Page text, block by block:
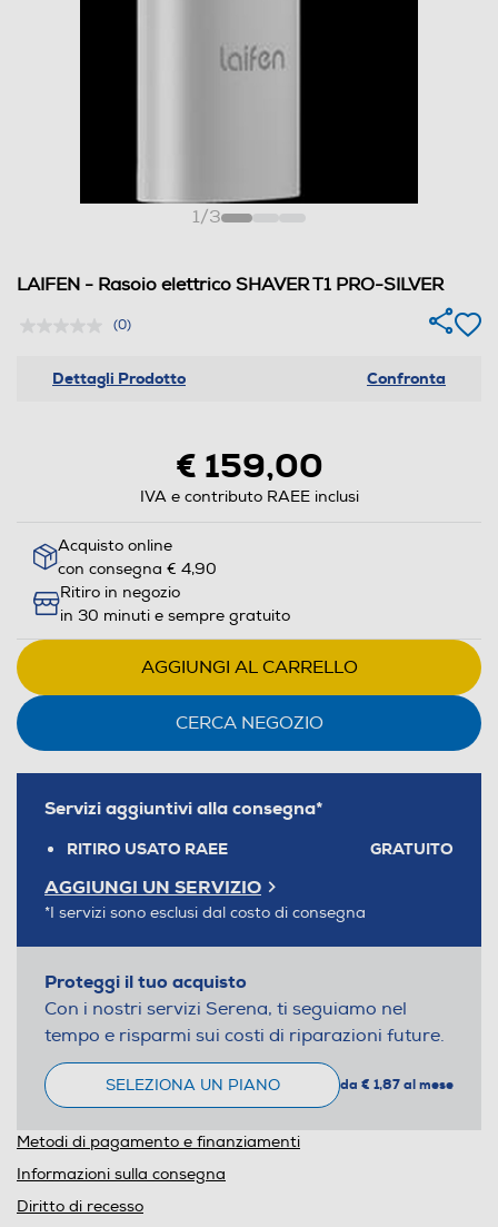
1/3
LAIFEN - Rasoio elettrico SHAVER T1 PRO-SILVER
(0)
Dettagli Prodotto Confronta
€ 159,00
IVA e contributo RAEE inclusi
Acquisto online
con consegna € 4,90
Ritiro in negozio
in 30 minuti e sempre gratuito
AGGIUNGI AL CARRELLO
CERCA NEGOZIO
Servizi aggiuntivi alla consegna*
RITIRO USATO RAEE GRATUITO
AGGIUNGI UN SERVIZIO
*I servizi sono esclusi dal costo di consegna
Proteggi il tuo acquisto
Con i nostri servizi Serena, ti seguiamo nel
tempo e risparmi sui costi di riparazioni future.
SELEZIONA UN PIANO da € 1,87 al mese
Metodi di pagamento e finanziamenti
Informazioni sulla consegna
Diritto di recesso